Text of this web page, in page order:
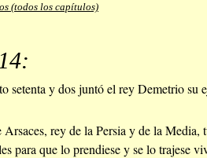
(todos los capítulos)
setenta y dos juntó el rey Demetrio su
rey de la Persia y de la
para que lo prendiese y se lo trajese